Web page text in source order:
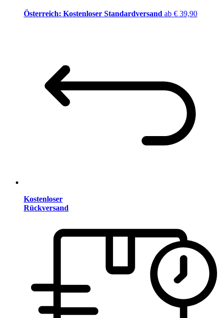
Österreich: Kostenloser Standardversand ab € 39,90
Kostenloser
Rückversand